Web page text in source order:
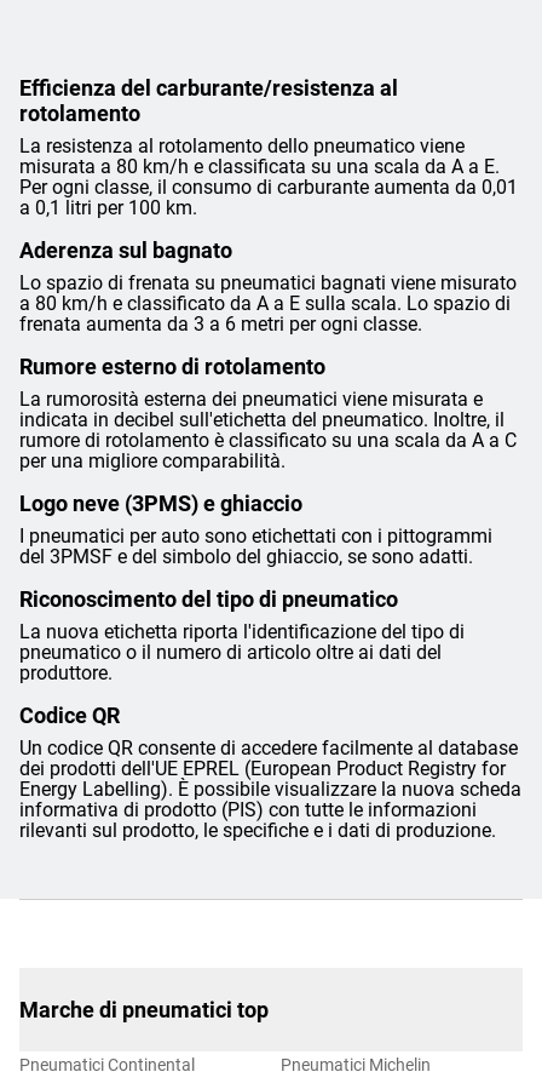
Efficienza del carburante/resistenza al
rotolamento
La resistenza al rotolamento dello pneumatico viene
misurata a 80 km/h e classificata su una scala da A a E.
Per ogni classe, il consumo di carburante aumenta da 0,01
a 0,1 litri per 100 km.
Aderenza sul bagnato
Lo spazio di frenata su pneumatici bagnati viene misurato
a 80 km/h e classificato da A a E sulla scala. Lo spazio di
frenata aumenta da 3 a 6 metri per ogni classe.
Rumore esterno di rotolamento
La rumorosità esterna dei pneumatici viene misurata e
indicata in decibel sull'etichetta del pneumatico. Inoltre, il
rumore di rotolamento è classificato su una scala da A a C
per una migliore comparabilità.
Logo neve (3PMS) e ghiaccio
I pneumatici per auto sono etichettati con i pittogrammi
del 3PMSF e del simbolo del ghiaccio, se sono adatti.
Riconoscimento del tipo di pneumatico
La nuova etichetta riporta l'identificazione del tipo di
pneumatico o il numero di articolo oltre ai dati del
produttore.
Codice QR
Un codice QR consente di accedere facilmente al database
dei prodotti dell'UE EPREL (European Product Registry for
Energy Labelling). È possibile visualizzare la nuova scheda
informativa di prodotto (PIS) con tutte le informazioni
rilevanti sul prodotto, le specifiche e i dati di produzione.
Marche di pneumatici top
Pneumatici Continental Pneumatici Michelin